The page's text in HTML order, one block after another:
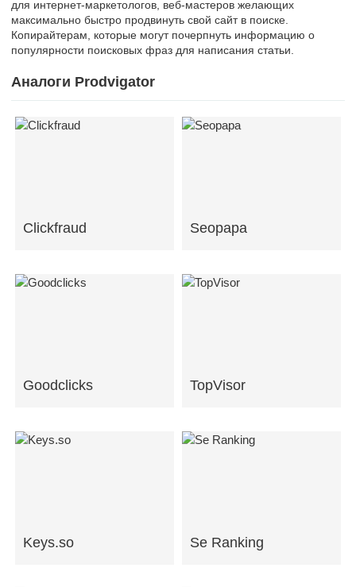
для интернет-маркетологов, веб-мастеров желающих
максимально быстро продвинуть свой сайт в поиске.
Копирайтерам, которые могут почерпнуть информацию о
популярности поисковых фраз для написания статьи.
Аналоги Prodvigator
Clickfraud Seopapa
Goodclicks TopVisor
Keys.so Se Ranking